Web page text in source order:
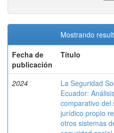
Mostrando
Fecha de
publicación
Título
2024
La Seguridad
Ecuador:
comparativo del
jurídico propio
otros sistemas